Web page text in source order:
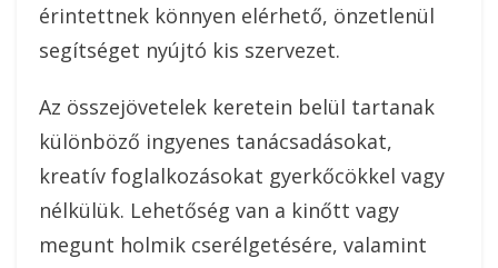
érintettnek könnyen elérhető, önzetlenül
segítséget nyújtó kis szervezet.
Az összejövetelek keretein belül tartanak
különböző ingyenes tanácsadásokat,
kreatív foglalkozásokat gyerkőcökkel vagy
nélkülük. Lehetőség van a kinőtt vagy
megunt holmik cserélgetésére, valamint